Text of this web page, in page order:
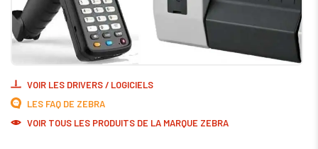
VOIR LES DRIVERS / LOGICIELS
LES FAQ DE ZEBRA
VOIR TOUS LES PRODUITS DE LA MARQUE ZEBRA